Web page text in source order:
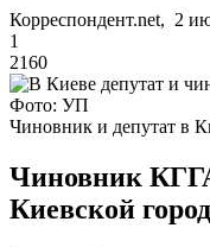
Корреспондент.net, 2
1
2160
Фото: УП
Чиновник и депутат в
Чиновник КГГА
Киевской